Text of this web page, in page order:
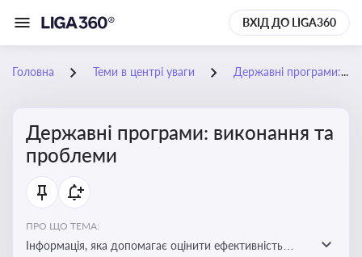
ВХІД ДО LIGA360
Головна Теми в центрі уваги Державні програми: виконання та проблеми
Державні програми: виконання та
проблеми
ПРО ЩО ТЕМА:
Інформація, яка допомагає оцінити ефективність